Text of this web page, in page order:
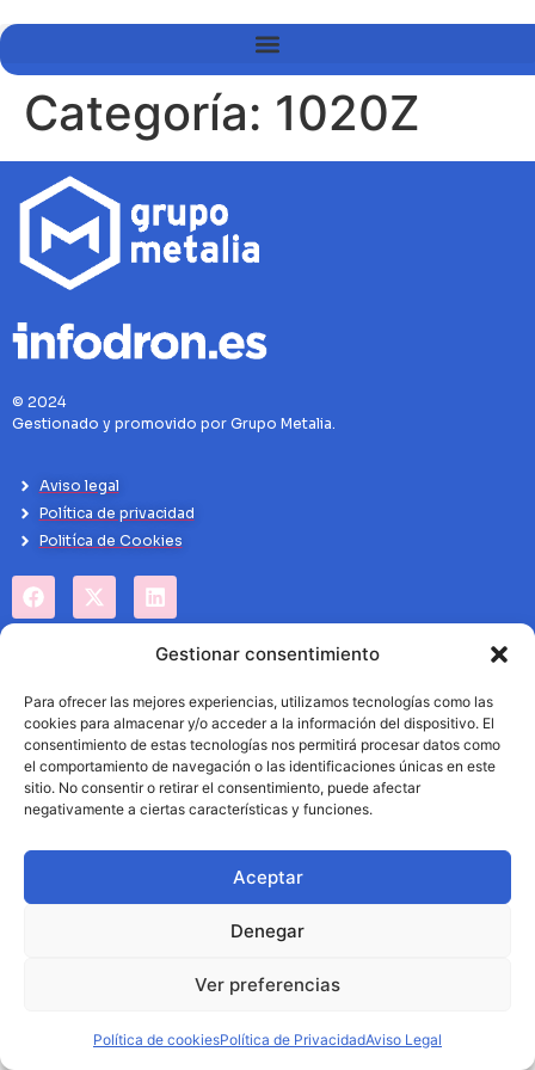
Gestionar consentimiento
Para ofrecer las mejores experiencias, utilizamos tecnologías como las
cookies para almacenar y/o acceder a la información del dispositivo. El
consentimiento de estas tecnologías nos permitirá procesar datos como
el comportamiento de navegación o las identificaciones únicas en este
sitio. No consentir o retirar el consentimiento, puede afectar
negativamente a ciertas características y funciones.
Aceptar
Denegar
Ver preferencias
Política de cookiesPolítica de PrivacidadAviso Legal
Categoría: 1020Z
© 2024
Gestionado y promovido por Grupo Metalia.
Aviso legal
Política de privacidad
Politíca de Cookies